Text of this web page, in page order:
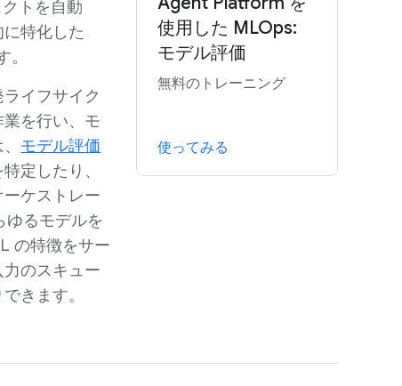
トを自動
特化した
イフサイク
を行い、モ
モデル評価
定したり、
ケストレー
るモデルを
の特徴をサー
のスキュー
きます。
使用した MLOps:
モデル評価
無料のトレーニング
使ってみる